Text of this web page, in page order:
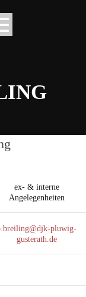
ex- & interne
Angelegenheiten
pluwig-
gusterath.de